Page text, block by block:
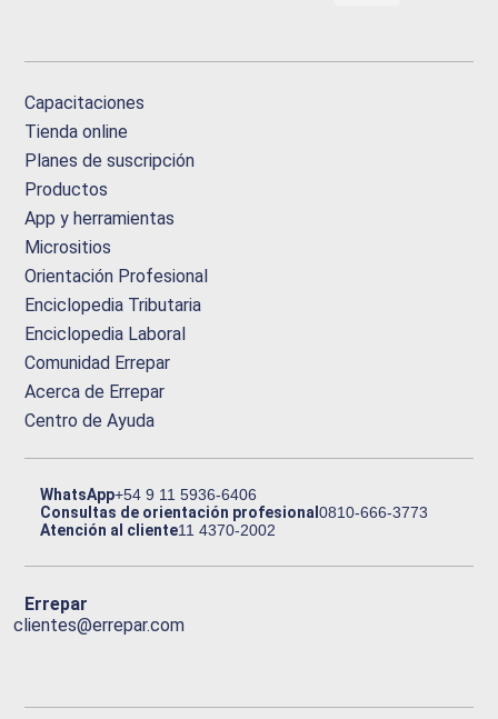
Capacitaciones
Tienda online
Planes de suscripción
Productos
App y herramientas
Micrositios
Orientación Profesional
Enciclopedia Tributaria
Enciclopedia Laboral
Comunidad Errepar
Acerca de Errepar
Centro de Ayuda
WhatsApp+54 9 11 5936-6406
Consultas de orientación profesional0810-666-3773
Atención al cliente11 4370-2002
Errepar
clientes@errepar.com